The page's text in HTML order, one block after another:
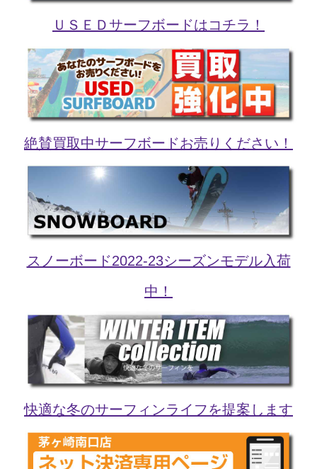
ＵＳＥＤサーフボードはコチラ！
絶賛買取中サーフボードお売りください！
スノーボード2022-23シーズンモデル入荷
中！
快適な冬のサーフィンライフを提案します